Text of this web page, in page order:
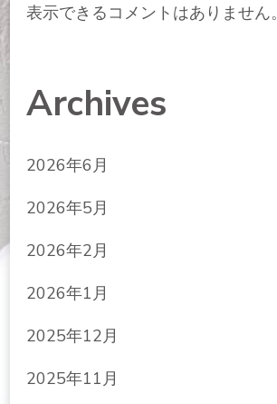
表示できるコメントはありません。
Archives
2026年6月
2026年5月
2026年2月
2026年1月
2025年12月
2025年11月